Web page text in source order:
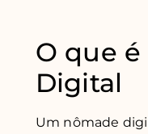
O que
Digital
Um nômade